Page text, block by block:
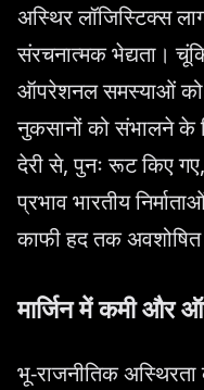
अस्थिर लॉजिस्टिक्स
संरचनात्मक भेद्यता।
ऑपरेशनल समस्याओं को
नुकसानों को संभालने के
देरी से, पुनः रूट किए
प्रभाव भारतीय
काफी हद तक
मार्जिन में कमी और
भू-राजनीतिक